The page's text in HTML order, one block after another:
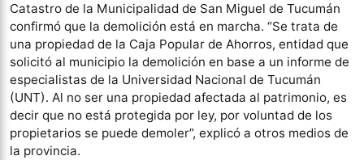
Catastro de la Municipalidad de San Miguel de Tucumán
confirmó que la demolición está en marcha. “Se trata de
una propiedad de la Caja Popular de Ahorros, entidad que
solicitó al municipio la demolición en base a un informe de
especialistas de la Universidad Nacional de Tucumán
(UNT). Al no ser una propiedad afectada al patrimonio, es
decir que no está protegida por ley, por voluntad de los
propietarios se puede demoler”, explicó a otros medios de
la provincia.